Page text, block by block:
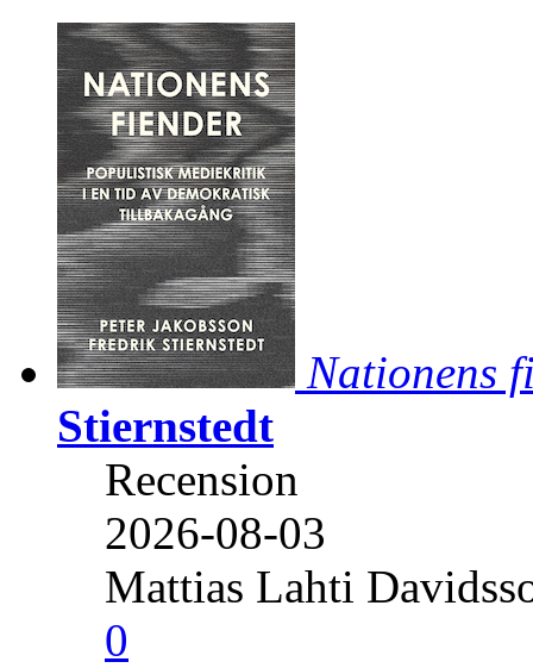
Nationens
Stiernstedt
Recension
2026-08-03
Mattias Lahti
0